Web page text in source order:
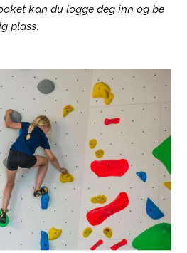
kan du logge deg inn og be
plass.